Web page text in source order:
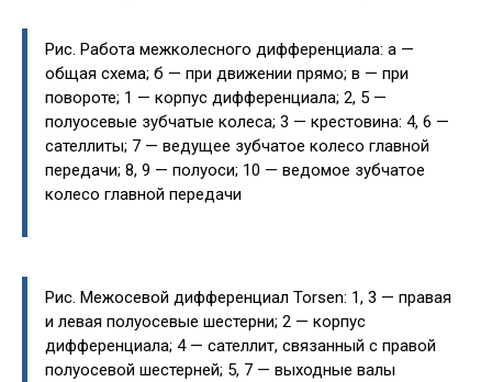
Рис. Работа межколесного дифференциала: а —
общая схема; б — при движении прямо; в — при
повороте; 1 — корпус дифференциала; 2, 5 —
полуосевые зубчатые колеса; 3 — крестовина: 4, 6 —
сателлиты; 7 — ведущее зубчатое колесо главной
передачи; 8, 9 — полуоси; 10 — ведомое зубчатое
колесо главной передачи
Рис. Межосевой дифференциал Torsen: 1, 3 — правая
и левая полуосевые шестерни; 2 — корпус
дифференциала; 4 — сателлит, связанный с правой
полуосевой шестерней; 5, 7 — выходные валы